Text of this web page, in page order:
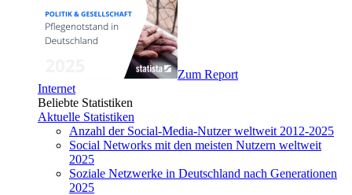
Zum Report
Internet
Beliebte Statistiken
Aktuelle Statistiken
Anzahl der Social-Media-Nutzer weltweit 2012-2025
Social Networks mit den meisten Nutzern weltweit
2025
Soziale Netzwerke in Deutschland nach Generationen
2025